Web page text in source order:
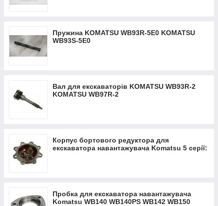
Пружина KOMATSU WB93R-5Е0 KOMATSU
WB93S-5Е0
Вал для екскаваторів KOMATSU WB93R-2
KOMATSU WB97R-2
Корпус бортового редуктора для
екскаватора навантажувача Komatsu 5 серії:
Пробка для екскаватора навантажувача
Komatsu WB140 WB140PS WB142 WB150